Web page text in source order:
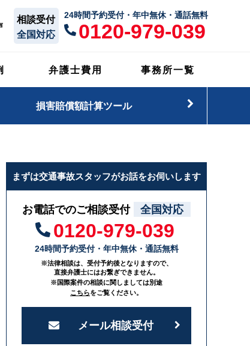
相談受付
全国対応
24時間予約受付・年中無休・通話無料
0120-979-039
弁護士費用 事務所一覧
損害賠償額計算ツール
まずは交通事故スタッフがお話をお伺いします
お電話でのご相談受付 全国対応
0120-979-039
24時間予約受付・年中無休・通話無料
※法律相談は、受付予約後となりますので、
直接弁護士にはお繋ぎできません。
※国際案件の相談に関しましては別途
こちらをご覧ください。
メール相談受付